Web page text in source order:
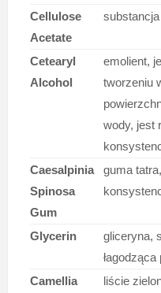
Cellulose
Acetate
Cetearyl
Alcohol
emolient,
tworzeniu
wody, jest
Caesalpinia
Spinosa
Gum
guma
Glycerin
gliceryna,
Camellia
liście